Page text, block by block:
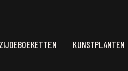
ZIJDEBOEKETTEN KUNSTPLANTEN